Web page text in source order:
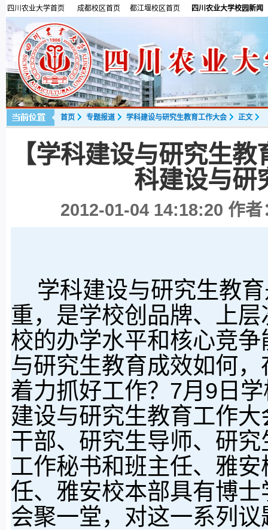
四川农业大学首页 成都校区首页 都江堰校区首页 四川农业大学校园新闻
首页 专题报道 学科建设与研究生教育工作大会 正文
【学科建设与研究生
科建设与研
2012-01-04 14:18:20 作者
学科建设与研究生教育
重，是学校创品牌、上
校的办学水平和核心竞
与研究生教育成效如何
着力抓好工作？7月9日
建设与研究生教育工作
干部、研究生导师、研
工作秘书和班主任、雅
任、雅安校本部具有博
会聚一堂，对这一系列